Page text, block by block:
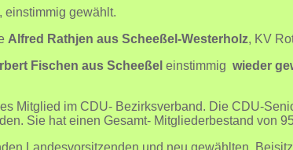
einstimmig gewählt.
Alfred Rathjen aus Scheeßel-Westerholz, KV
Fischen aus Scheeßel einstimmig wieder
Mitglied im CDU- Bezirksverband. Die CDU-
Sie hat einen Gesamt- Mitgliederbestand von